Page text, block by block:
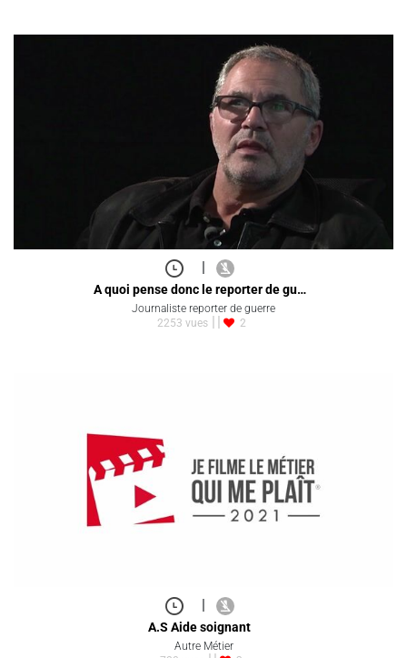
|
A quoi pense donc le reporter de gu…
Journaliste reporter de guerre
2253 vues
2
A.S Aide soignant
Autre Métier